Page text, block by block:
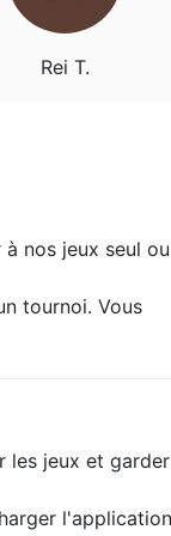
Rei T.
nos jeux seul ou
tournoi. Vous
les jeux et